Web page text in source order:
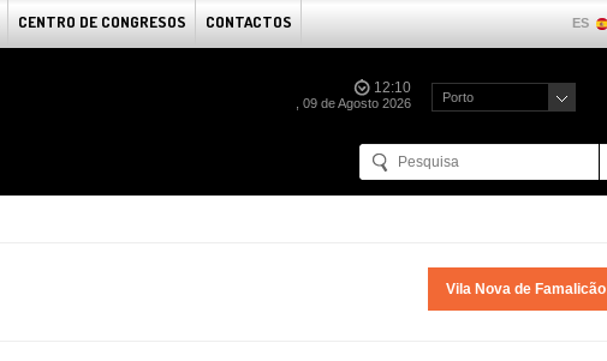
CENTRO DE CONGRESOS CONTACTOS ES
12:10
, 09 de Agosto 2026 Porto
Vila Nova de Famalicão